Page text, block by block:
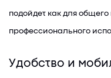
подойдет как для
профессионального
Удобство и